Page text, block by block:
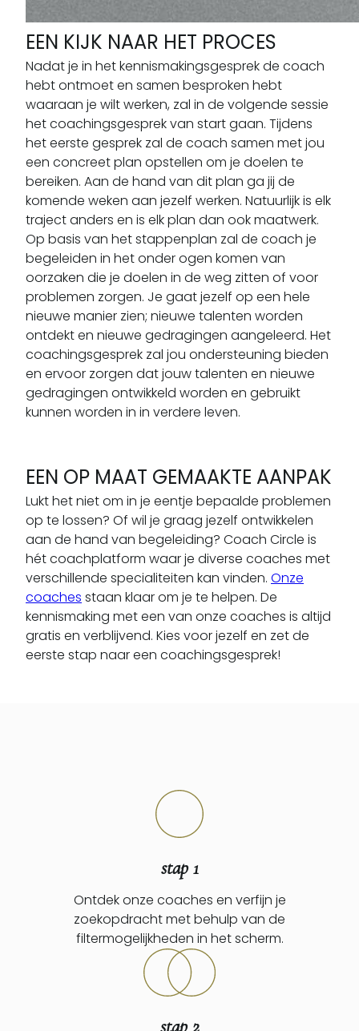
EEN KIJK NAAR HET PROCES
Nadat je in het kennismakingsgesprek de coach
hebt ontmoet en samen besproken hebt
waaraan je wilt werken, zal in de volgende sessie
het coachingsgesprek van start gaan. Tijdens
het eerste gesprek zal de coach samen met jou
een concreet plan opstellen om je doelen te
bereiken. Aan de hand van dit plan ga jij de
komende weken aan jezelf werken. Natuurlijk is elk
traject anders en is elk plan dan ook maatwerk.
Op basis van het stappenplan zal de coach je
begeleiden in het onder ogen komen van
oorzaken die je doelen in de weg zitten of voor
problemen zorgen. Je gaat jezelf op een hele
nieuwe manier zien; nieuwe talenten worden
ontdekt en nieuwe gedragingen aangeleerd. Het
coachingsgesprek zal jou ondersteuning bieden
en ervoor zorgen dat jouw talenten en nieuwe
gedragingen ontwikkeld worden en gebruikt
kunnen worden in in verdere leven.
EEN OP MAAT GEMAAKTE AANPAK
Lukt het niet om in je eentje bepaalde problemen
op te lossen? Of wil je graag jezelf ontwikkelen
aan de hand van begeleiding? Coach Circle is
hét coachplatform waar je diverse coaches met
verschillende specialiteiten kan vinden. Onze
coaches staan klaar om je te helpen. De
kennismaking met een van onze coaches is altijd
gratis en verblijvend. Kies voor jezelf en zet de
eerste stap naar een coachingsgesprek!
stap 1
Ontdek onze coaches en verfijn je
zoekopdracht met behulp van de
filtermogelijkheden in het scherm.